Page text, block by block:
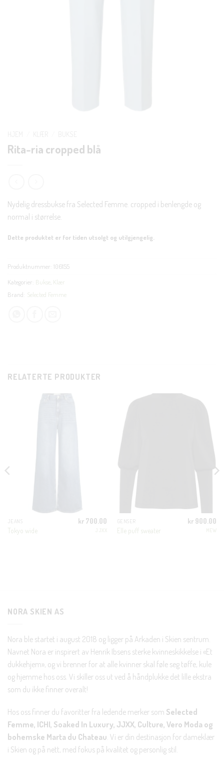
Rita-ria cropped blå
Nydelig dressbukse fra Selected Femme. cropped i benlengde og
normal i størrelse.
Dette produktet er for tiden utsolgt og utilgjengelig.
Produktnummer: 106155
Kategorier: Bukse Klær
Brand: Selected Femme
RELATERTE PRODUKTER
JEANS
Tokyo wide
kr 700.00 GENSER
Elle puff sweater
kr 900.00
NORA SKIEN AS
Nora ble startet i august 2018 og ligger på Arkaden i Skien sentrum.
Navnet Nora er inspirert av Henrik Ibsens sterke kvinneskikkelse i «Et
dukkehjem», og vi brenner for at alle kvinner skal føle seg tøffe, kule
og hjemme hos oss. Vi skiller oss ut ved å håndplukke det lille ekstra
som du ikke finner overalt!
Hos oss finner du favoritter fra ledende merker som Selected
Femme, ICHI, Soaked In Luxury, JJXX, Culture, Vero Moda og
bohemske Marta du Chateau. Vi er din destinasjon for dameklær
i Skien og på nett, med fokus på kvalitet og personlig stil.
CLOSE
THIS
KUNDEKLUBB
Bli en del av Nora-familien i dag. Som medlem får du 10%